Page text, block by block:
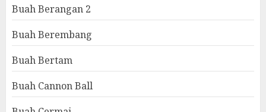
Buah Berangan 2
Buah Berembang
Buah Bertam
Buah Cannon Ball